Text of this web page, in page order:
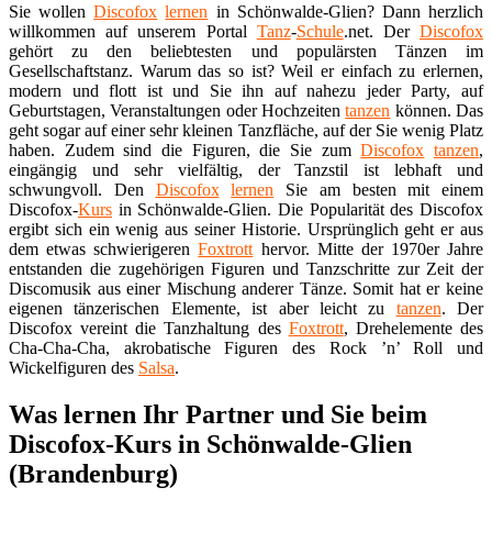
Sie wollenDiscofox lernen in Schönwalde-Glien? Dann herzlich
willkommen auf unserem Portal Tanz-Schule.net. DerDiscofox
gehört zu den beliebtesten und populärsten Tänzen im
Gesellschaftstanz. Warum das so ist? Weil er einfach zu erlernen,
modern und flott ist und Sie ihn auf nahezu jeder Party, auf
Geburtstagen, Veranstaltungen oder Hochzeitentanzen können. Das
geht sogar auf einer sehr kleinen Tanzfläche, auf der Sie wenig Platz
haben. Zudem sind die Figuren, die Sie zumDiscofox tanzen,
eingängig und sehr vielfältig, der Tanzstil ist lebhaft und
schwungvoll. Den Discofox lernen Sie am besten mit einem
Discofox-Kurs in Schönwalde-Glien. Die Popularität des Discofox
ergibt sich ein wenig aus seiner Historie. Ursprünglich geht er aus
dem etwas schwierigerenFoxtrott hervor. Mitte der 1970er Jahre
entstanden die zugehörigen Figuren und Tanzschritte zur Zeit der
Discomusik aus einer Mischung anderer Tänze. Somit hat er keine
eigenen tänzerischen Elemente, ist aber leicht zu tanzen. Der
Discofox vereint die Tanzhaltung des Foxtrott, Drehelemente des
Cha-Cha-Cha, akrobatische Figuren des Rock ’n’ Roll und
Wickelfiguren des Salsa.
Was lernen Ihr Partner und Sie beim
Discofox-Kurs in Schönwalde-Glien
(Brandenburg)